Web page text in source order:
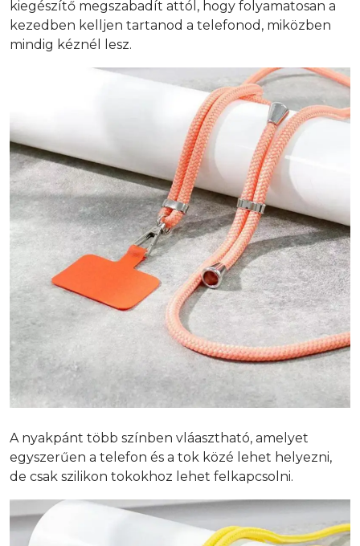
kiegészítő megszabadít attól, hogy folyamatosan a
kezedben kelljen tartanod a telefonod, miközben
mindig kéznél lesz.
A nyakpánt több színben vláasztható, amelyet
egyszerűen a telefon és a tok közé lehet helyezni,
de csak szilikon tokokhoz lehet felkapcsolni.